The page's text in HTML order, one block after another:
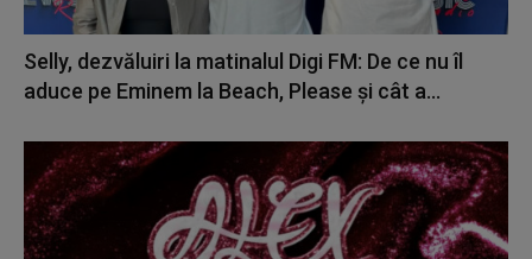
Selly, dezvăluiri la matinalul Digi FM: De ce nu îl
aduce pe Eminem la Beach, Please și cât a...